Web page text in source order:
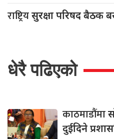
राष्ट्रियसुरक्षा परिषद बैठक
धेरै पढिएको
काठमाडौंमा
दुईदिने